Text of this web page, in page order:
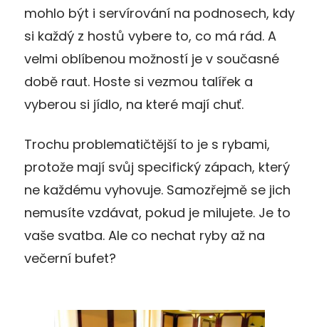
mohlo být i servírování na podnosech, kdy
si každý z hostů vybere to, co má rád. A
velmi oblíbenou možností je v současné
době raut. Hoste si vezmou talířek a
vyberou si jídlo, na které mají chuť.
Trochu problematičtější to je s rybami,
protože mají svůj specifický zápach, který
ne každému vyhovuje. Samozřejmě se jich
nemusíte vzdávat, pokud je milujete. Je to
vaše svatba. Ale co nechat ryby až na
večerní bufet?